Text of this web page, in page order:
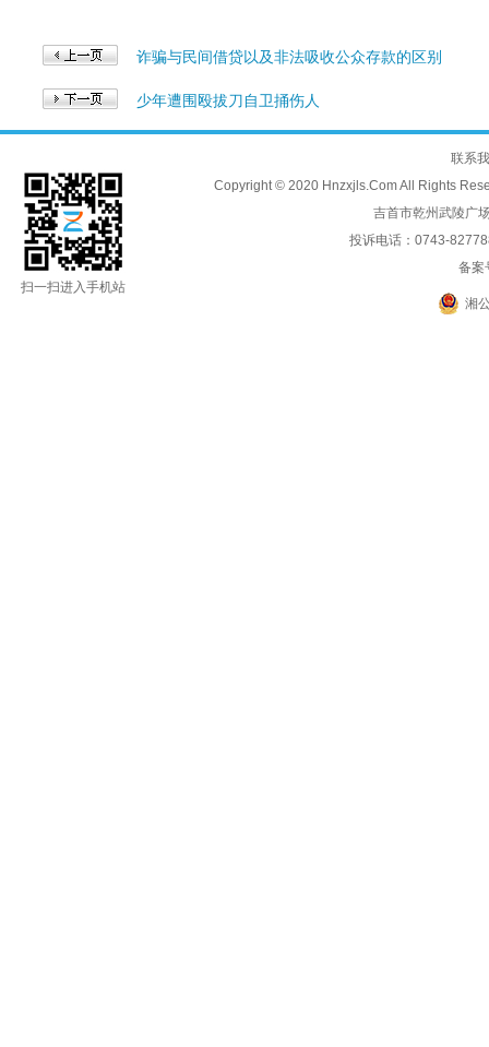
诈骗与民间借贷以及非法吸收公众存款的区别
少年遭围殴拔刀自卫捅伤人
扫一扫进入手机站
联系
Copyright © 2020 Hnzxjls.Com All Rights
吉首市乾州武陵广
投诉电话：0743-
备案
湘